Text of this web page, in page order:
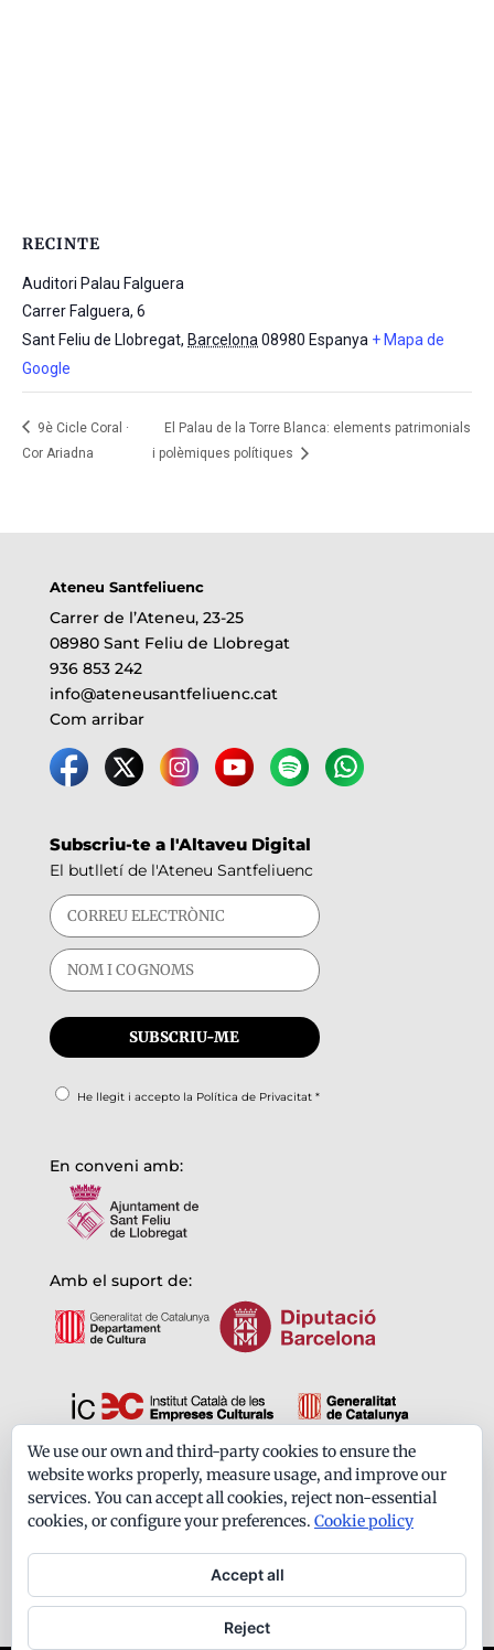
RECINTE
Auditori Palau Falguera
Carrer Falguera, 6
Sant Feliu de Llobregat, Barcelona 08980 Espanya + Mapa de
Google
9è Cicle Coral ·
Cor Ariadna
El Palau de la Torre Blanca: elements patrimonials
i polèmiques polítiques
Ateneu Santfeliuenc
Carrer de l’Ateneu, 23-25
08980 Sant Feliu de Llobregat
936 853 242
info@ateneusantfeliuenc.cat
Com arribar
Subscriu-te a l'Altaveu Digital
El butlletí de l'Ateneu Santfeliuenc
He llegit i accepto la Política de Privacitat*
En conveni amb:
Amb el suport de:
Formem part de:
We use our own and third-party cookies to ensure the
website works properly, measure usage, and improve our
services. You can accept all cookies, reject non-essential
cookies, or configure your preferences. Cookie policy
Accept all
Reject